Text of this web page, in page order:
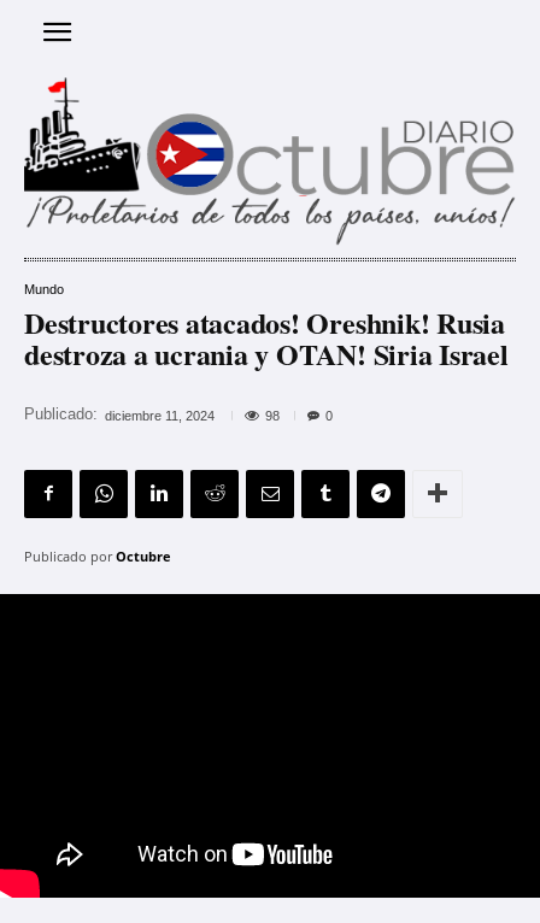
Mundo
Destructores atacados! Oreshnik! Rusia
destroza a ucrania y OTAN! Siria Israel
Publicado: diciembre 11, 2024 98 0
Publicado por Octubre